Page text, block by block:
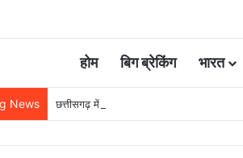
होम बिग ब्रेकिंग भारत
News छत्तीसगढ़ में रेलवे विस्तार की रफ्तार तेज, बजट